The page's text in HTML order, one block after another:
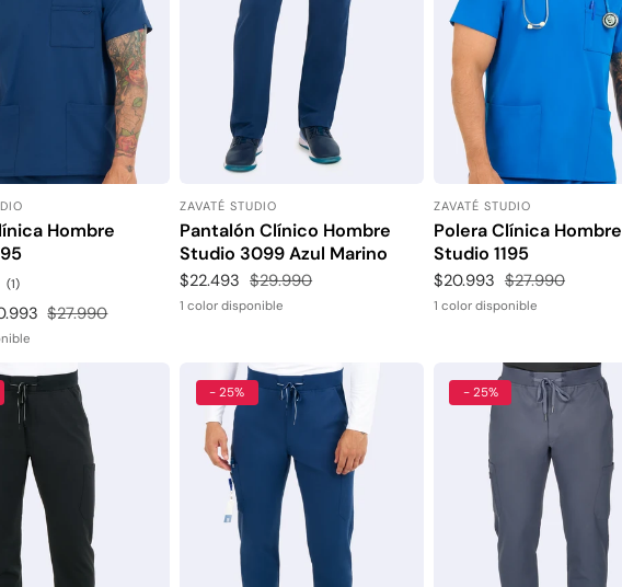
Hombre
(1)1
totalesPrecio
$27.990
Proveedor:
ZAVATÉ STUDIO
Pantalón Clínico Hombre
Studio 3099 Azul Marino
Precio
de
$22.493 Precio
habitual
$29.990
1 color disponible
Proveedor:
ZAVATÉ STUDIO
Polera Clínica Hombre
Studio 1195
Precio
de
$20.993 Precio
habitual
$27.990
1 color disponible
- 25% - 25%